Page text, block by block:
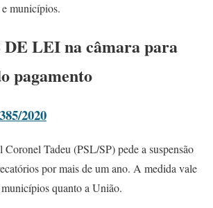
e municípios.
LEI na câmara para
pagamento
2020
Tadeu (PSL/SP) pede a suspensão
por mais de um ano. A medida vale
quanto a União.